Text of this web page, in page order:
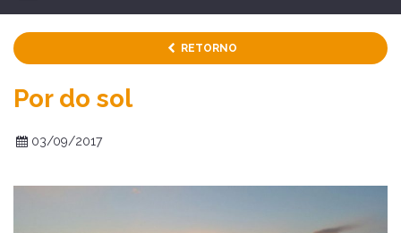
RETORNO
Por do sol
03/09/2017